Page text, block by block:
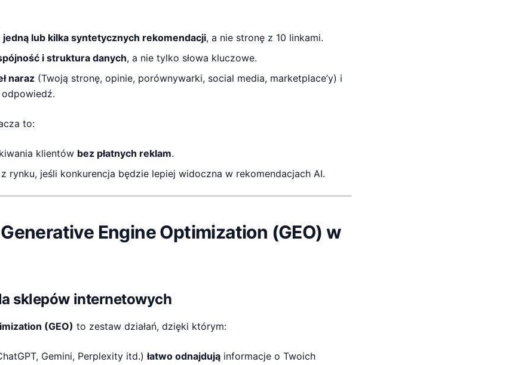
jedną lub kilka syntetycznych rekomendacji, a nie stronę z 10 linkami.
i struktura danych, a nie tylko słowa kluczowe.
naraz (Twoją stronę, opinie, porównywarki, social media, marketplace’y) i
to:
klientów bez płatnych reklam.
z rynku, jeśli konkurencja będzie lepiej widoczna w rekomendacjach AI.
Engine Optimization (GEO) w
sklepów internetowych
(GEO) to zestaw działań, dzięki którym:
Gemini, Perplexity itd.)łatwo odnajdują informacje o Twoich